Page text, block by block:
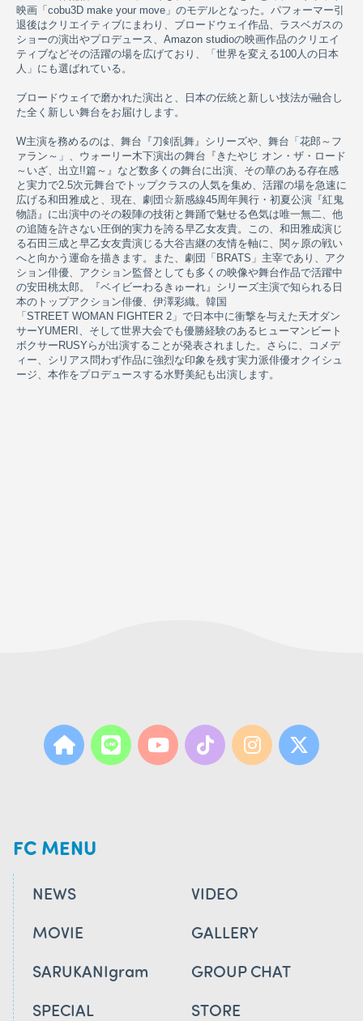
映画「cobu3D make your move」のモデルとなった。パフォーマー引
退後はクリエイティブにまわり、ブロードウェイ作品、ラスベガスの
ショーの演出やプロデュース、Amazon studioの映画作品のクリエイ
ティブなどその活躍の場を広げており、「世界を変える100人の日本
人」にも選ばれている。
ブロードウェイで磨かれた演出と、日本の伝統と新しい技法が融合し
た全く新しい舞台をお届けします。
W主演を務めるのは、舞台『刀剣乱舞』シリーズや、舞台「花郎～フ
ァラン～」、ウォーリー木下演出の舞台『きたやじ オン・ザ・ロード
～いざ、出立!!篇～』など数多くの舞台に出演、その華のある存在感
と実力で2.5次元舞台でトップクラスの人気を集め、活躍の場を急速に
広げる和田雅成と、現在、劇団☆新感線45周年興行・初夏公演『紅鬼
物語』に出演中のその殺陣の技術と舞踊で魅せる色気は唯一無二、他
の追随を許さない圧倒的実力を誇る早乙女友貴。この、和田雅成演じ
る石田三成と早乙女友貴演じる大谷吉継の友情を軸に、関ヶ原の戦い
へと向かう運命を描きます。また、劇団「BRATS」主宰であり、アク
ション俳優、アクション監督としても多くの映像や舞台作品で活躍中
の安田桃太郎。『ベイビーわるきゅーれ』シリーズ主演で知られる日
本のトップアクション俳優、伊澤彩織。韓国
「STREET WOMAN FIGHTER 2」で日本中に衝撃を与えた天才ダン
サーYUMERI、そして世界大会でも優勝経験のあるヒューマンビート
ボクサーRUSYらが出演することが発表されました。さらに、コメデ
ィー、シリアス問わず作品に強烈な印象を残す実力派俳優オクイシュ
ージ、本作をプロデュースする水野美紀も出演します。
FC MENU
NEWS
VIDEO
MOVIE
GALLERY
SARUKANIgram
GROUP CHAT
SPECIAL
STORE